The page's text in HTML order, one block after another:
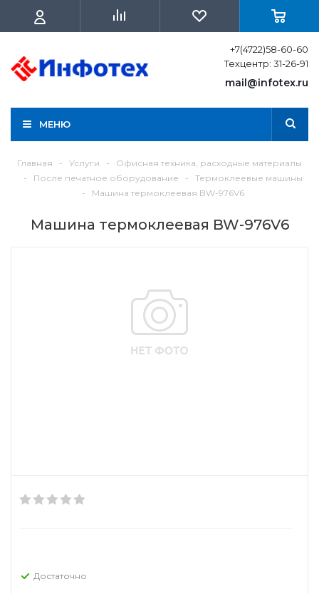
+7(4722)58-60-60
Техцентр: 31-26-91
mail@infotex.ru
МЕНЮ
Главная - Услуги -
Офисная техника, расходные материалы
-
После печатное оборудование -
Термоклеевые машины
-
Машина термоклеевая BW-976V6
Машина термоклеевая BW-976V6
Достаточно